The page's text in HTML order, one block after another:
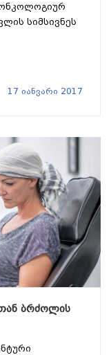
სიმსივნეს
17 იანვარი 2017
ბრძოლის